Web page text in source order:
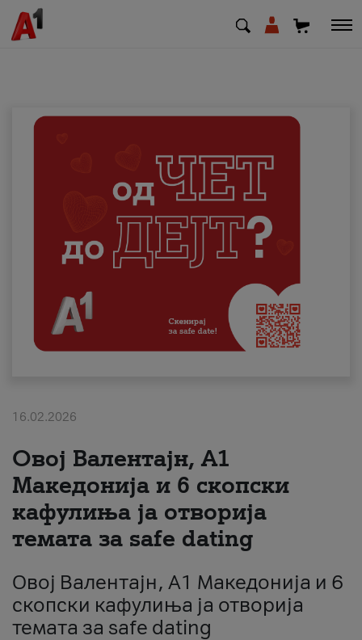
Деловни
Поддршка
Надополни кредит
Плати сметка
#ПодобарОнлајн
16.02.2026
Овој Валентајн, A1
Македонија и 6 скопски
кафулиња ја отворија
темата за safe dating
Овој Валентајн, A1 Македонија и 6
скопски кафулиња ја отворија
темата за safe dating